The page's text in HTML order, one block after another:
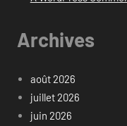
Archives
août 2026
juillet 2026
juin 2026